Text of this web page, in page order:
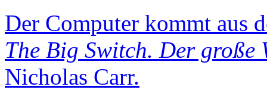
Der Computer kommt aus
The Big Switch. Der große
Nicholas Carr.